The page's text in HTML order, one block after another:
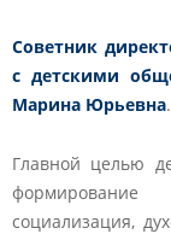
Советник
с детскими
Марина Юрьевна.
Главной целью
формирование
социализация,